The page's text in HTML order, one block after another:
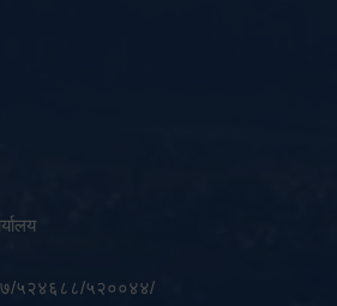
५२४६८८/५२००४४/